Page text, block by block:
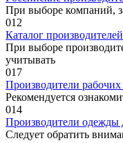
При выборе компаний,
012
Каталог
При выборе
учитывать
017
Производители
Рекомендуется
014
Производители одежды
Следует обратить